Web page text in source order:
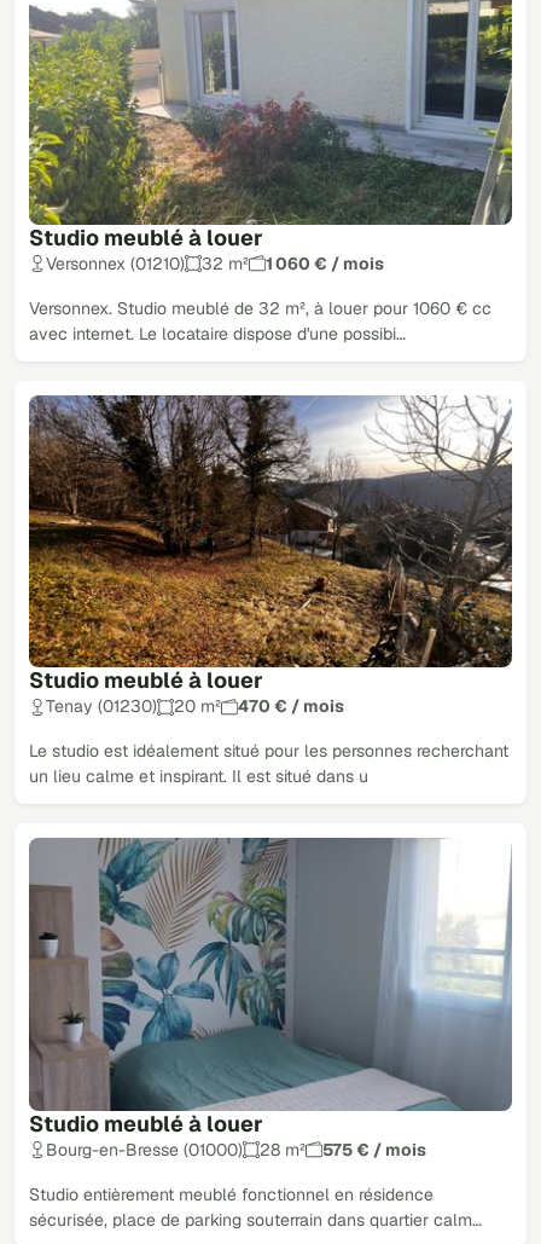
Studio meublé à louer
Versonnex (01210) 32 m² 1 060 € / mois
Versonnex. Studio meublé de 32 m², à louer pour 1060 € cc
avec internet. Le locataire dispose d'une possibi…
Studio meublé à louer
Tenay (01230) 20 m² 470 € / mois
Le studio est idéalement situé pour les personnes recherchant
un lieu calme et inspirant. Il est situé dans u
Studio meublé à louer
Bourg-en-Bresse (01000) 28 m² 575 € / mois
Studio entièrement meublé fonctionnel en résidence
sécurisée, place de parking souterrain dans quartier calm…